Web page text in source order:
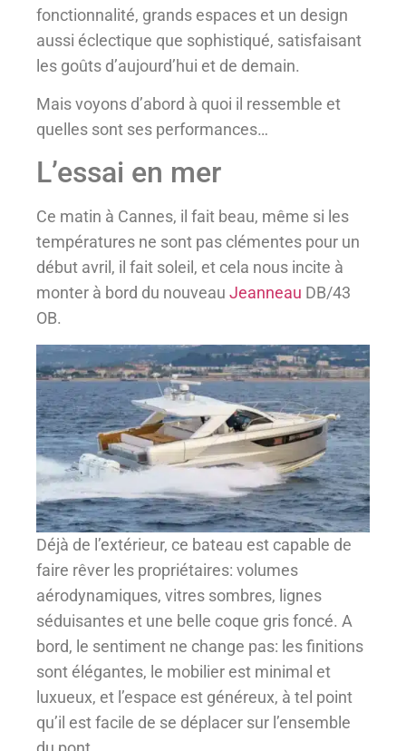
fonctionnalité, grands espaces et un design
aussi éclectique que sophistiqué, satisfaisant
les goûts d’aujourd’hui et de demain.
Mais voyons d’abord à quoi il ressemble et
quelles sont ses performances…
L’essai en mer
Ce matin à Cannes, il fait beau, même si les
températures ne sont pas clémentes pour un
début avril, il fait soleil, et cela nous incite à
monter à bord du nouveau Jeanneau DB/43
OB.
Déjà de l’extérieur, ce bateau est capable de
faire rêver les propriétaires: volumes
aérodynamiques, vitres sombres, lignes
séduisantes et une belle coque gris foncé. A
bord, le sentiment ne change pas: les finitions
sont élégantes, le mobilier est minimal et
luxueux, et l’espace est généreux, à tel point
qu’il est facile de se déplacer sur l’ensemble